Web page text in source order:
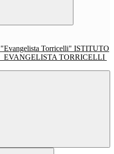
ISTITUTO
EVANGELISTA TORRICELLI